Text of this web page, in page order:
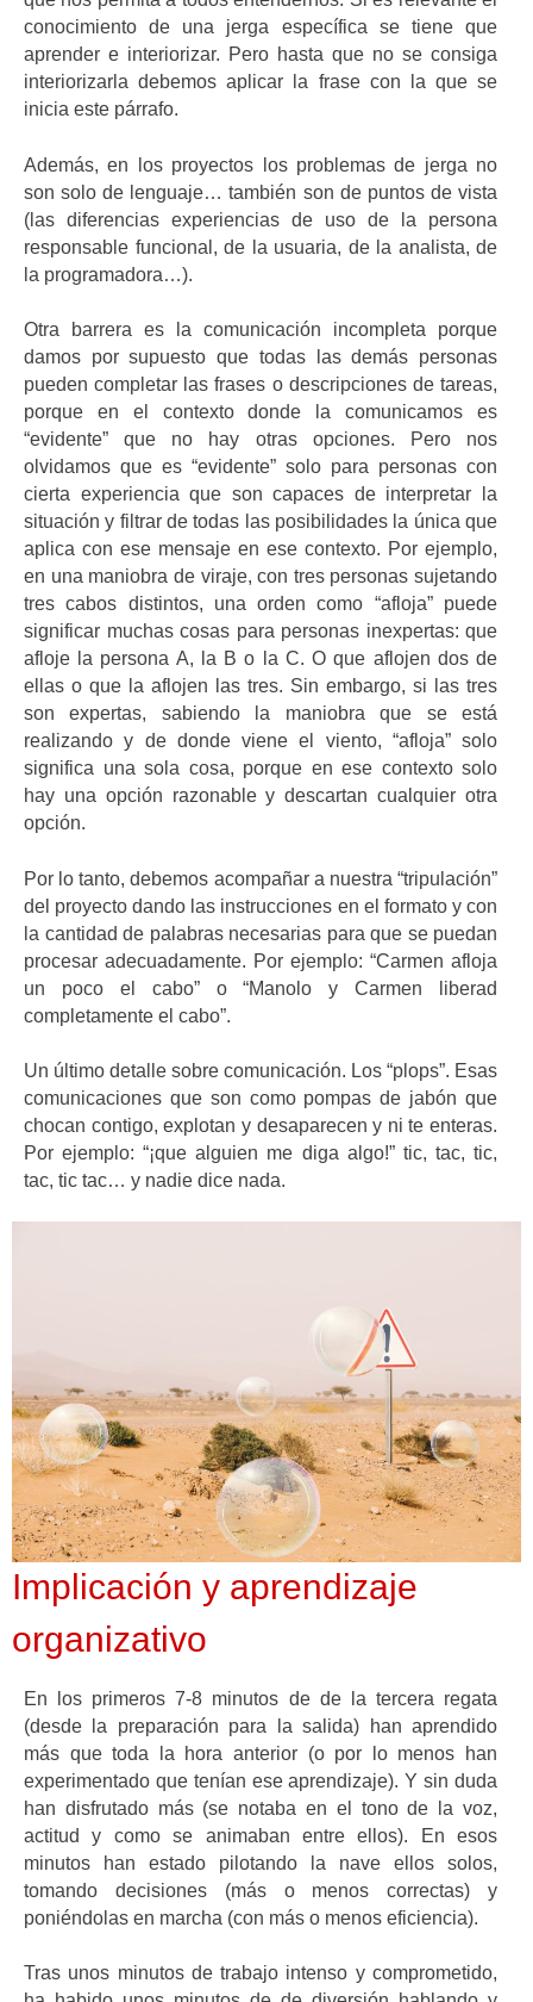
conocimiento de una jerga específica se tiene que
aprender e interiorizar. Pero hasta que no se consiga
interiorizarla debemos aplicar la frase con la que se
inicia este párrafo.
Además, en los proyectos los problemas de jerga no
son solo de lenguaje… también son de puntos de vista
(las diferencias experiencias de uso de la persona
responsable funcional, de la usuaria, de la analista, de
la programadora…).
Otra barrera es la comunicación incompleta porque
damos por supuesto que todas las demás personas
pueden completar las frases o descripciones de tareas,
porque en el contexto donde la comunicamos es
“evidente” que no hay otras opciones. Pero nos
olvidamos que es “evidente” solo para personas con
cierta experiencia que son capaces de interpretar la
situación y filtrar de todas las posibilidades la única que
aplica con ese mensaje en ese contexto. Por ejemplo,
en una maniobra de viraje, con tres personas sujetando
tres cabos distintos, una orden como “afloja” puede
significar muchas cosas para personas inexpertas: que
afloje la persona A, la B o la C. O que aflojen dos de
ellas o que la aflojen las tres. Sin embargo, si las tres
son expertas, sabiendo la maniobra que se está
realizando y de donde viene el viento, “afloja” solo
significa una sola cosa, porque en ese contexto solo
hay una opción razonable y descartan cualquier otra
opción.
Por lo tanto, debemos acompañar a nuestra “tripulación”
del proyecto dando las instrucciones en el formato y con
la cantidad de palabras necesarias para que se puedan
procesar adecuadamente. Por ejemplo: “Carmen afloja
un poco el cabo” o “Manolo y Carmen liberad
completamente el cabo”.
Un último detalle sobre comunicación. Los “plops”. Esas
comunicaciones que son como pompas de jabón que
chocan contigo, explotan y desaparecen y ni te enteras.
Por ejemplo: “¡que alguien me diga algo!” tic, tac, tic,
tac, tic tac… y nadie dice nada.
Implicación y aprendizaje
organizativo
En los primeros 7-8 minutos de de la tercera regata
(desde la preparación para la salida) han aprendido
más que toda la hora anterior (o por lo menos han
experimentado que tenían ese aprendizaje). Y sin duda
han disfrutado más (se notaba en el tono de la voz,
actitud y como se animaban entre ellos). En esos
minutos han estado pilotando la nave ellos solos,
tomando decisiones (más o menos correctas) y
poniéndolas en marcha (con más o menos eficiencia).
Tras unos minutos de trabajo intenso y comprometido,